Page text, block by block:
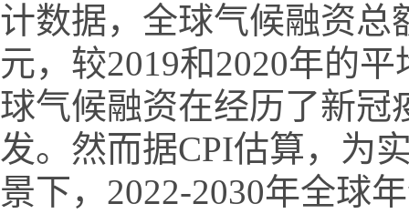
计数据，全球气候融资总
元，较2019和2020年的
球气候融资在经历了新冠
发。然而据CPI估算，为
景下，2022-2030年全球